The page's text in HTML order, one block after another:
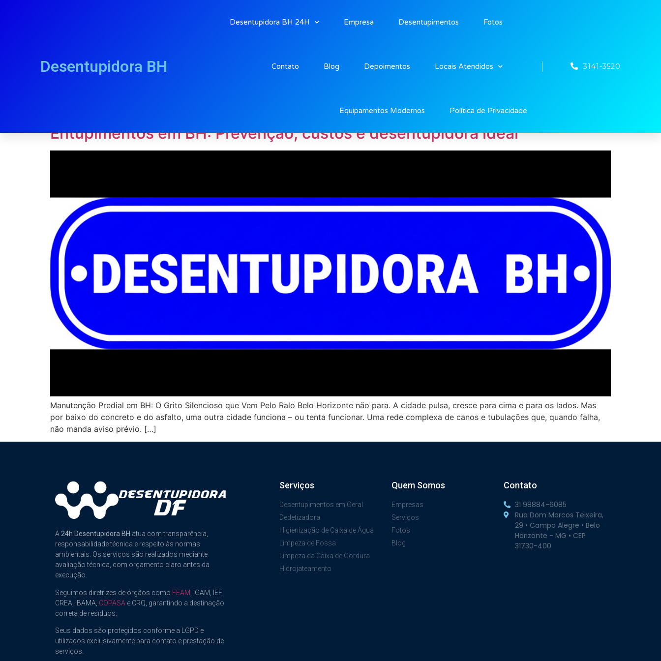
Desentupidora BH
Desentupidora BH 24H Empresa Desentupimentos Fotos
Contato Blog Depoimentos Locais Atendidos
Equipamentos Modernos Política de Privacidade
3141-3520
Entupimentos em BH: Prevenção, custos e desentupidora ideal
Manutenção Predial em BH: O Grito Silencioso que Vem Pelo Ralo Belo Horizonte não para. A cidade pulsa, cresce para cima e para os lados. Mas
por baixo do concreto e do asfalto, uma outra cidade funciona – ou tenta funcionar. Uma rede complexa de canos e tubulações que, quando falha,
não manda aviso prévio. […]
A24h Desentupidora BH atua com transparência,
responsabilidade técnica e respeito às normas
ambientais. Os serviços são realizados mediante
avaliação técnica, com orçamento claro antes da
execução.
Seguimos diretrizes de órgãos como FEAM , IGAM, IEF,
CREA, IBAMA, COPASA e CRQ, garantindo a destinação
correta de resíduos.
Seus dados são protegidos conforme a LGPD e
utilizados exclusivamente para contato e prestação de
serviços.
Serviços
Desentupimentos em Geral
Dedetizadora
Higienização de Caixa de Água
Limpeza de Fossa
Limpeza da Caixa de Gordura
Hidrojateamento
Quem Somos
Empresas
Serviços
Fotos
Blog
Contato
31 98884-6085
Rua Dom Marcos Teixeira,
29 • Campo Alegre • Belo
Horizonte - MG • CEP
31730-400